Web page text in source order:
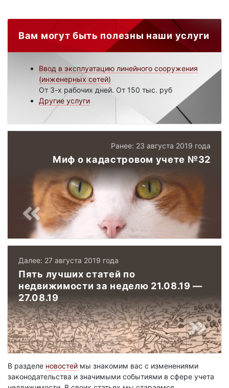
Вам могут быть полезны наши услуги
Ввод в эксплуатацию линейного сооружения
(инженерных сетей)
От 3-х рабочих дней. От 150 тыс. руб
Другие услуги
Ранее: 23 августа 2019 года
Миф о кадастровом учете №32
Далее: 27 августа 2019 года
Пять лучших статей по
недвижимости за неделю 21.08.19 —
27.08.19
В разделе новостей мы знакомим вас с изменениями
законодательства и значимыми событиями в сфере учета